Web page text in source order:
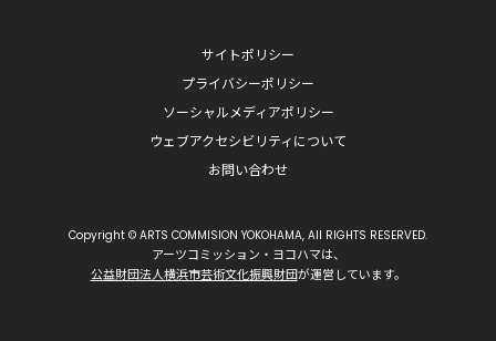
サイトポリシー
プライバシーポリシー
ソーシャルメディアポリシー
ウェブアクセシビリティについて
お問い合わせ
Copyright © ARTS COMMISION YOKOHAMA, All RIGHTS RESERVED.
アーツコミッション・ヨコハマは、
公益財団法人横浜市芸術文化振興財団が運営しています。